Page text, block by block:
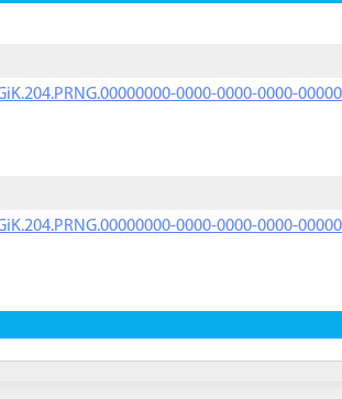
0000-0000-0000-
0000-0000-0000-